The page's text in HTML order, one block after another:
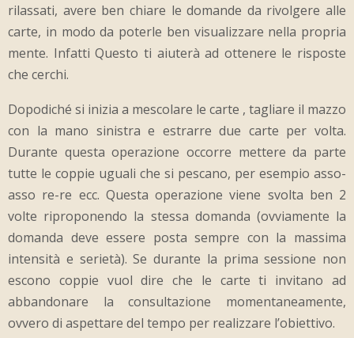
rilassati, avere ben chiare le domande da rivolgere alle
carte, in modo da poterle ben visualizzare nella propria
mente. Infatti Questo ti aiuterà ad ottenere le risposte
che cerchi.
Dopodiché si inizia a mescolare le carte , tagliare il mazzo
con la mano sinistra e estrarre due carte per volta.
Durante questa operazione occorre mettere da parte
tutte le coppie uguali che si pescano, per esempio asso-
asso re-re ecc. Questa operazione viene svolta ben 2
volte riproponendo la stessa domanda (ovviamente la
domanda deve essere posta sempre con la massima
intensità e serietà). Se durante la prima sessione non
escono coppie vuol dire che le carte ti invitano ad
abbandonare la consultazione momentaneamente,
ovvero di aspettare del tempo per realizzare l’obiettivo.